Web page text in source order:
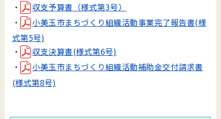
・
収支予算書（様式第3号）
・
小美玉市まちづくり組織活動事業完了報告書(様
式第5号)
・
収支決算書(様式第6号)
・
小美玉市まちづくり組織活動補助金交付請求書
(様式第8号)